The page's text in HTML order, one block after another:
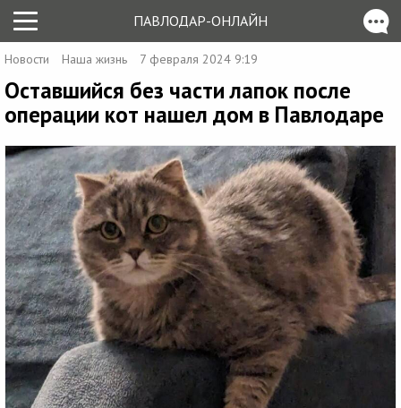
ПАВЛОДАР-ОНЛАЙН
Новости Наша жизнь 7 февраля 2024 9:19
Оставшийся без части лапок после
операции кот нашел дом в Павлодаре